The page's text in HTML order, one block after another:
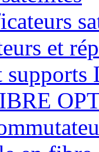
et
supports